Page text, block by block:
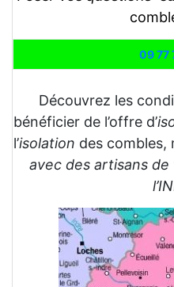
09 77
Découvrez les
bénéficier de l’offre d’
l’isolation des combles,
avec des artisans